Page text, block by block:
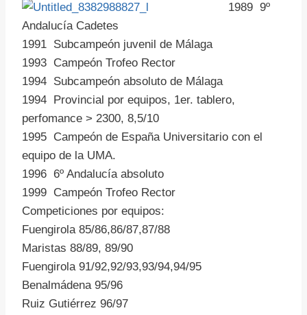
1989 9º
Andalucía Cadetes
1991 Subcampeón juvenil de Málaga
1993 Campeón Trofeo Rector
1994 Subcampeón absoluto de Málaga
1994 Provincial por equipos, 1er. tablero,
perfomance > 2300, 8,5/10
1995 Campeón de España Universitario con el
equipo de la UMA.
1996 6º Andalucía absoluto
1999 Campeón Trofeo Rector
Competiciones por equipos:
Fuengirola 85/86,86/87,87/88
Maristas 88/89, 89/90
Fuengirola 91/92,92/93,93/94,94/95
Benalmádena 95/96
Ruiz Gutiérrez 96/97